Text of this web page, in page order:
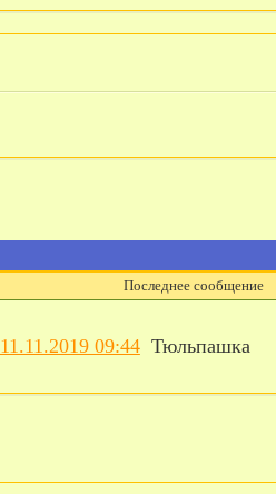
Последнее сообщение
11.11.2019 09:44 Тюльпашка